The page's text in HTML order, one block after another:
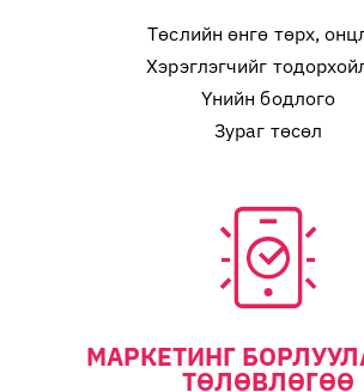
Төслийн өнгө төрх,
Хэрэглэгчийг
Үнийн бодлого
Зураг төсөл
МАРКЕТИНГ
ТӨЛӨВЛӨГӨӨ